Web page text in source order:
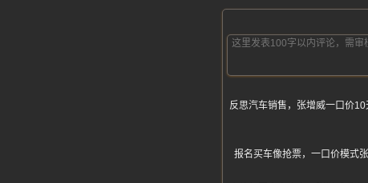
反思汽车销售，张增威一口价
报名买车像抢票，一口价模式